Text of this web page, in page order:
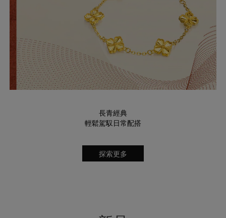
長青經典
輕鬆駕馭日常配搭
探索更多